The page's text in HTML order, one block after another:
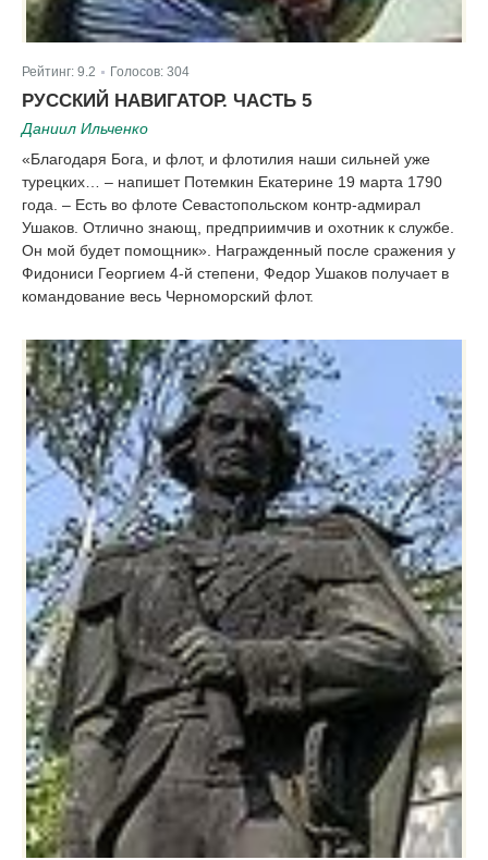
Рейтинг: 9.2 Голосов: 304
РУССКИЙ НАВИГАТОР. ЧАСТЬ 5
Даниил Ильченко
«Благодаря Бога, и флот, и флотилия наши сильней уже
турецких… – напишет Потемкин Екатерине 19 марта 1790
года. – Есть во флоте Севастопольском контр-адмирал
Ушаков. Отлично знающ, предприимчив и охотник к службе.
Он мой будет помощник». Награжденный после сражения у
Фидониси Георгием 4-й степени, Федор Ушаков получает в
командование весь Черноморский флот.